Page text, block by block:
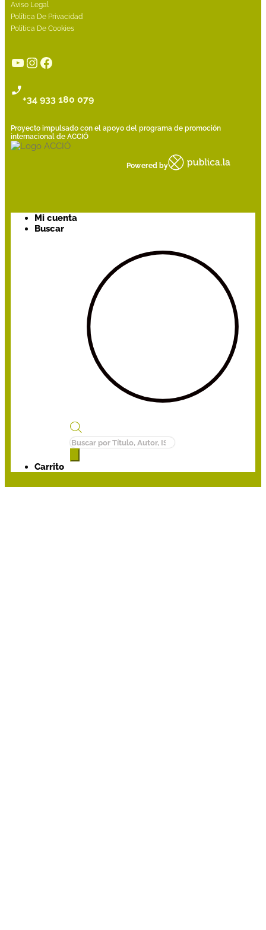
Aviso Legal
Política De Privacidad
Política De Cookies
YouTube
Instagram
Facebook
+34 933 180 079
Proyecto impulsado con el apoyo del programa de promoción
internacional de ACCIÓ
Powered by
Mi cuenta
Buscar
Búsqueda
de
Carrito